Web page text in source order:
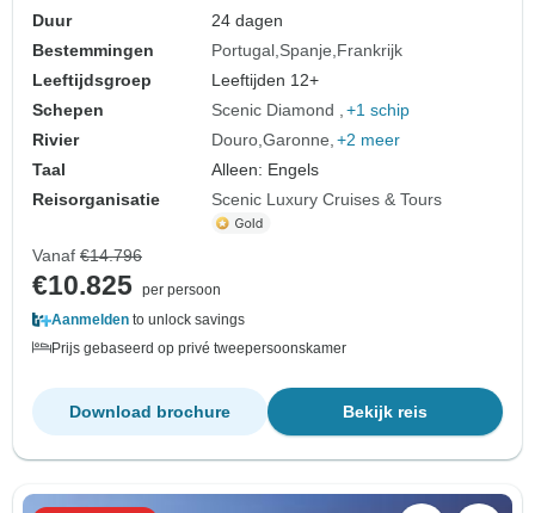
Duur
24 dagen
Bestemmingen
Portugal Spanje Frankrijk
Leeftijdsgroep
Leeftijden 12+
Schepen
Scenic Diamond
+1 schip
Rivier
Douro Garonne +2 meer
Taal
Alleen: Engels
Reisorganisatie
Scenic Luxury Cruises & Tours
Vanaf €14.796
€10.825 per persoon
Aanmelden to unlock savings
Prijs gebaseerd op privé tweepersoonskamer
Bekijk reis
Download brochure